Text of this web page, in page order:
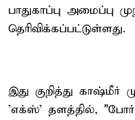
பாதுகாப்பு அமைப்பு
தெரிவிக்கப்பட்டுள்ளது.
இது குறித்து காஷ்மீர்
'எக்ஸ்' தளத்தில்,